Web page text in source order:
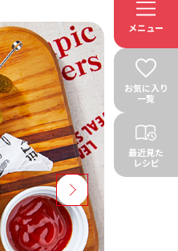
メニュー
お気に入り
一覧
最近見た
レシピ